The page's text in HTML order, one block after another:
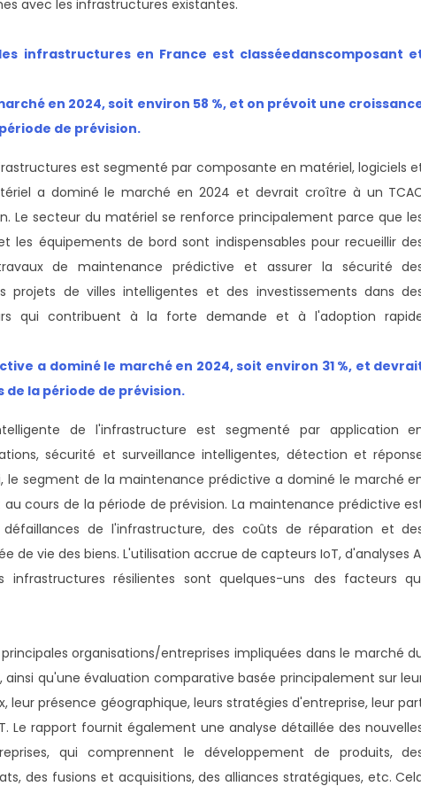
avec les infrastructures existantes.
infrastructures en France est classéedanscomposant
en 2024, soit environ 58 %, et on prévoit une
de prévision.
est segmenté par composante en matériel, logiciels
a dominé le marché en 2024 et devrait croître à un
Le secteur du matériel se renforce principalement parce que
les équipements de bord sont indispensables pour recueillir
de maintenance prédictive et assurer la sécurité
projets de villes intelligentes et des investissements dans
qui contribuent à la forte demande et à l'adoption
a dominé le marché en 2024, soit environ 31 %, et
la période de prévision.
de l'infrastructure est segmenté par application
sécurité et surveillance intelligentes, détection et
le segment de la maintenance prédictive a dominé le marché
cours de la période de prévision. La maintenance prédictive
de l'infrastructure, des coûts de réparation et
de vie des biens. L'utilisation accrue de capteurs IoT, d'analyses
infrastructures résilientes sont quelques-uns des facteurs
organisations/entreprises impliquées dans le marché
qu'une évaluation comparative basée principalement sur
présence géographique, leurs stratégies d'entreprise, leur
Le rapport fournit également une analyse détaillée des
qui comprennent le développement de produits,
des fusions et acquisitions, des alliances stratégiques, etc.